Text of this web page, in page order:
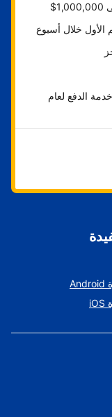
الدفع لعام